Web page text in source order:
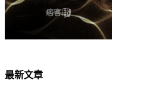
最新文章